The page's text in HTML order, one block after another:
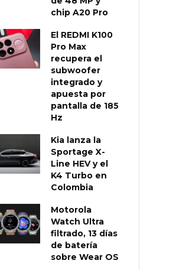
chip A20 Pro
El REDMI K100
Pro Max
recupera el
subwoofer
integrado y
apuesta por
pantalla de 185
Hz
Kia lanza la
Sportage X-
Line HEV y el
K4 Turbo en
Colombia
Motorola
Watch Ultra
filtrado, 13 días
de batería
sobre Wear OS